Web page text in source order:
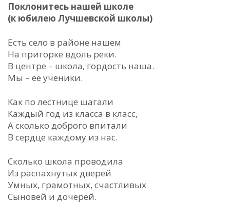
Поклонитесь нашей школе
(к юбилею Лучшевской школы)
Есть село в районе нашем
На пригорке вдоль реки.
В центре – школа, гордость наша.
Мы – ее ученики.
Как по лестнице шагали
Каждый год из класса в класс,
А сколько доброго впитали
В сердце каждому из нас.
Сколько школа проводила
Из распахнутых дверей
Умных, грамотных, счастливых
Сыновей и дочерей.